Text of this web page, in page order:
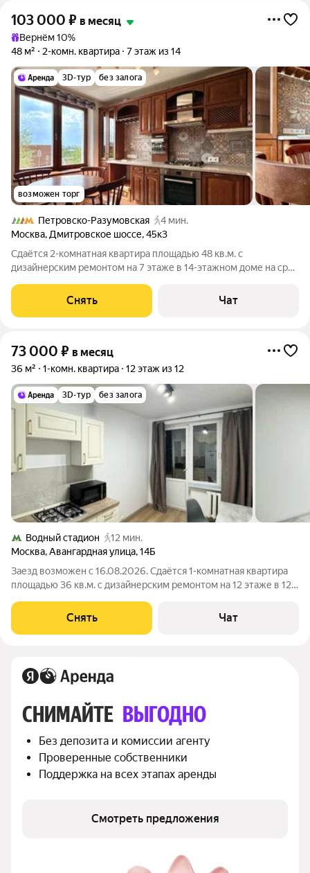
103 000 ₽ в месяц
Вернём 10%
48 м²
2-комн. квартира 7 этаж из 14
3D-тур без залога
возможен торг
Петровско-Разумовская
4 мин.
Москва, Дмитровское шоссе,45к3
Сдаётся 2-комнатная квартира площадью 48 кв.м. с
дизайнерским ремонтом на 7 этаже в 14-этажном доме на срок
планировкой, сдаётся впервые. Вся техника и мебель в
состоянии новых. Балкон с панорамным
Снять Чат
73 000 ₽ в месяц
36 м² 1-комн. квартира 12 этаж из 12
3D-тур без залога
Водный стадион
12 мин.
Москва,Авангардная улица,14Б
Заезд возможен с 16.08.2026. Сдаётся 1-комнатная квартира
площадью 36 кв.м. с дизайнерским ремонтом на 12 этаже в 12-
Микроволновка Дом -
Снять Чат
СНИМАЙТЕ ВЫГОДНО
Без депозита и комиссии агенту
Проверенные собственники
Поддержка на всех этапах аренды
Смотреть предложения